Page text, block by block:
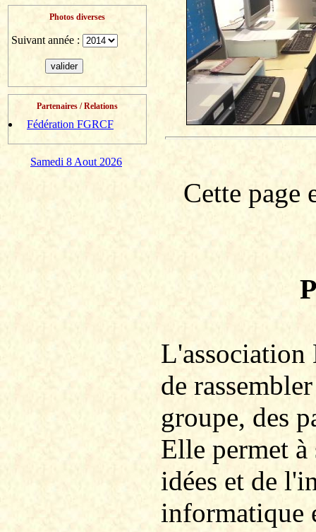
Photos diverses
Suivant année :
Partenaires / Relations
Fédération FGRCF
Samedi 8 Aout 2026
Cette page
L'association
de
groupe, des
Elle permet à
idées et de
informatique